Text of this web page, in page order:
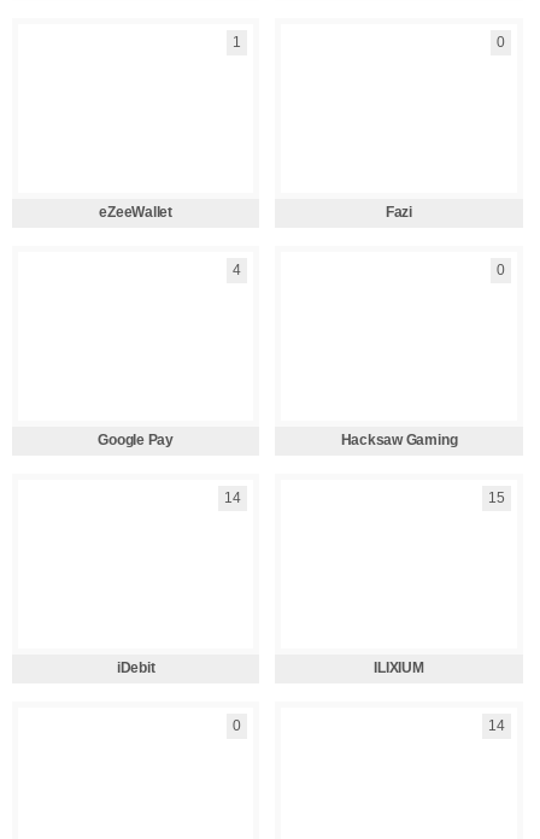
1
eZeeWallet
0
Fazi
4
Google Pay
0
Hacksaw Gaming
14
iDebit
15
ILIXIUM
0 14